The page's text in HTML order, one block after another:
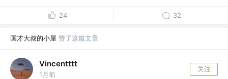
24 32
国才大叔的小屋 赞了这篇文章
Vincentttt
1月前
关注